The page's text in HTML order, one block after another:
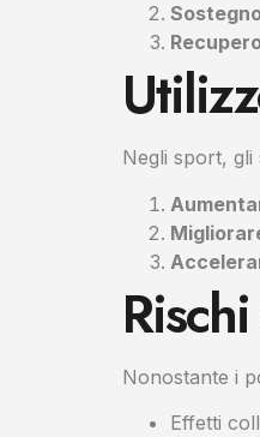
Negli sport,
Nonostante i
Effetti